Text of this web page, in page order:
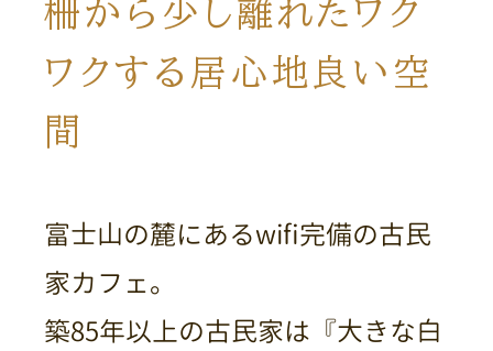
柵から少し離れたワク
ワクする居心地良い空
間
富士山の麓にあるwifi完備の古民
家カフェ。
築85年以上の古民家は『大きな白